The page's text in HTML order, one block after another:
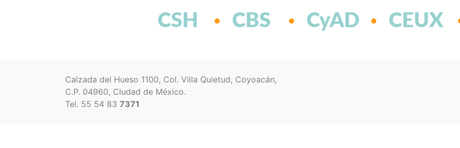
CSH CBS CyAD CEUX
Calzada del Hueso 1100, Col. Villa Quietud, Coyoacán,
C.P. 04960, Ciudad de México.
Tel. 55 54 83 7371